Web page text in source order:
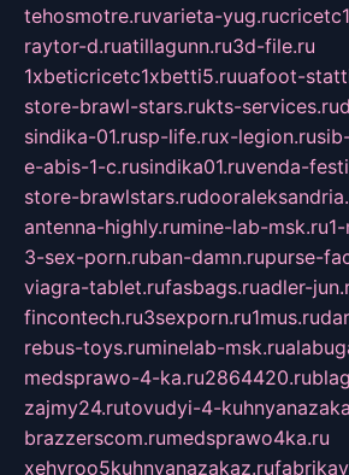
tehosmotre.ruvarieta-yug.ru
raytor-d.ruatillagunn.ru3d-file.ru
1xbeticricetc1xbetti5.ruuafoot-
store-brawl-stars.rukts-services.ru
sindika-01.rusp-life.rux-legion.ru
e-abis-1-c.rusindika01.ruvenda-
store-brawlstars.ru
antenna-highly.rumine-lab-msk.ru
3-sex-porn.ruban-damn.rupurse-
viagra-tablet.rufasbags.ruadler-
fincontech.ru3sexporn.ru1mus.ru
rebus-toys.ruminelab-msk.ru
medsprawo-4-ka.ru2864420.ru
zajmy24.rutovudyi-4-
brazzerscom.rumedsprawo4ka.ru
xehyroo5kuhnyanazakaz.ru